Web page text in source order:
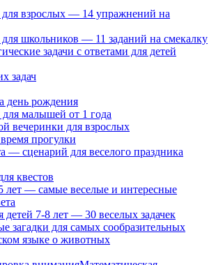
для взрослых — 14 упражнений на
для школьников — 11 заданий на смекалку
задачи с ответами для детей
задач
день рождения
малышей от 1 года
вечеринки для взрослых
прогулки
— сценарий для веселого праздника
квестов
лет — самые веселые и интересные
детей 7-8 лет — 30 веселых задачек
загадки для самых сообразительных
языке о животных